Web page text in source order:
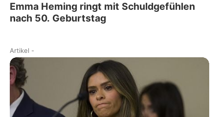
Emma Heming ringt mit Schuldgefühlen
nach 50. Geburtstag
Artikel -